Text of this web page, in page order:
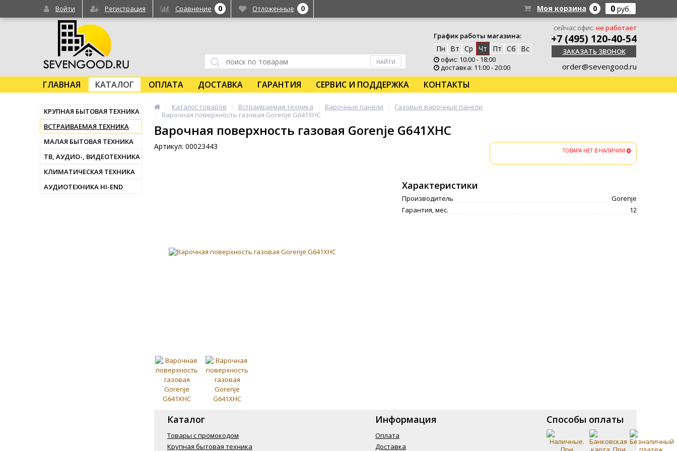
График работы магазина:
Пн Вт Ср Чт Пт Сб Вс
офис: 10:00 - 18:00
доставка: 11:00 - 20:00
сейчас офис: не работает
+7 (495) 120-40-54
ЗАКАЗАТЬ ЗВОНОК
order@sevengood.ru
ГЛАВНАЯ КАТАЛОГ ОПЛАТА ДОСТАВКА ГАРАНТИЯ СЕРВИС И ПОДДЕРЖКА КОНТАКТЫ
КРУПНАЯ БЫТОВАЯ ТЕХНИКА
ВСТРАИВАЕМАЯ ТЕХНИКА
МАЛАЯ БЫТОВАЯ ТЕХНИКА
ТВ, АУДИО-, ВИДЕОТЕХНИКА
КЛИМАТИЧЕСКАЯ ТЕХНИКА
АУДИОТЕХНИКА HI-END
Каталог товаров Встраиваемая техника Варочные панели
Газовые варочные панели
Варочная поверхность газовая Gorenje G641XHC
Варочная поверхность газовая Gorenje G641XHC
Артикул: 00023443 ТОВАРА НЕТ В НАЛИЧИИ
Характеристики
Производитель
Gorenje
Гарантия, мес.
12
Каталог
Товары с промокодом
Крупная бытовая техника
Информация
Оплата
Доставка
Способы оплаты
Войти Регистрация Сравнение 0 Отложенные 0 Моя корзина 0 0 руб.